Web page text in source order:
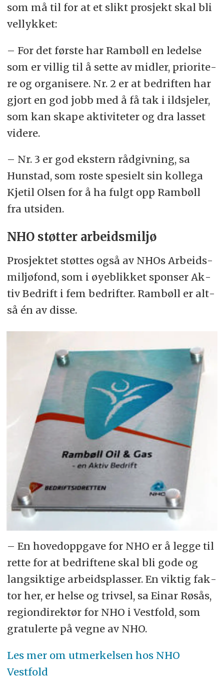
som må til for at et slikt pro­sjekt skal bli
vel­lyk­ket:
– For det før­s­te har Rambøll en le­del­se
som er vil­lig til å set­te av mid­ler, pri­ori­te­
re og or­ga­ni­se­re. Nr. 2 er at be­drif­ten har
gjort en god jobb med å få tak i ild­sjeler,
som kan ska­pe ak­ti­vi­te­ter og dra las­set
vi­de­re.
– Nr. 3 er god eks­tern råd­giv­ning, sa
Hun­stad, som ros­te spe­si­elt sin kol­le­ga
Kje­til Olsen for å ha fulgt opp Ram­bøll
fra ut­siden.
NHO støtter arbeidsmiljø
Pro­sjek­tet støttes også av NHOs Ar­beids­
mil­jø­fond, som i øye­blik­ket spon­ser Ak­
tiv Be­drift i fem be­drif­ter. Ram­bøll er alt­
så én av dis­se.
– En ho­ved­opp­ga­ve for NHO er å leg­ge til
ret­te for at be­drif­te­ne skal bli gode og
lang­sik­ti­ge ar­beids­plas­ser. En vik­tig fak­
tor her, er hel­se og triv­sel, sa Ei­nar Røs­ås,
regi­on­di­rek­tør for NHO i Vest­fold, som
gra­tu­ler­te på veg­ne av NHO.
Les mer om utmerkelsen hos NHO
Vestfold